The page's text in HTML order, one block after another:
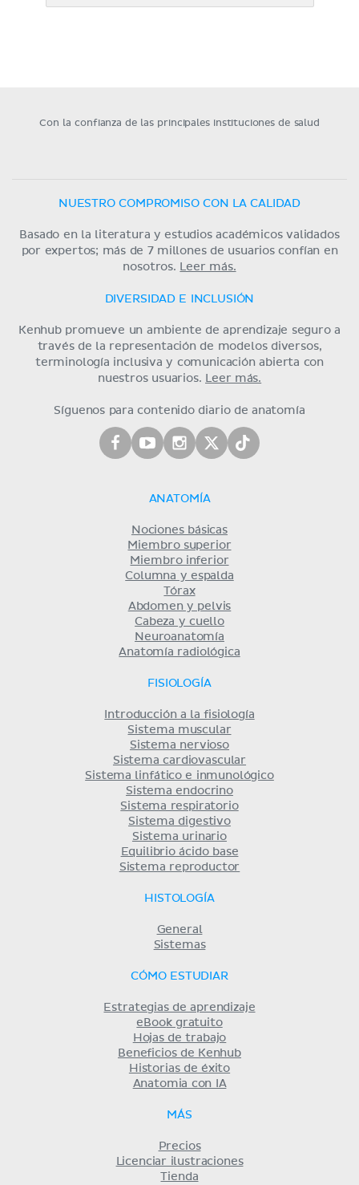
Con la confianza de las principales instituciones de salud
NUESTRO COMPROMISO CON LA CALIDAD
Basado en la literatura y estudios académicos validados
por expertos; más de 7 millones de usuarios confían en
nosotros.
Leer más.
DIVERSIDAD E INCLUSIÓN
Kenhub promueve un ambiente de aprendizaje seguro a
través de la representación de modelos diversos,
terminología inclusiva y comunicación abierta con
nuestros usuarios.
Leer más.
Síguenos para contenido diario de anatomía
ANATOMÍA
Nociones básicas
Miembro superior
Miembro inferior
Columna y espalda
Tórax
Abdomen y pelvis
Cabeza y cuello
Neuroanatomía
Anatomía radiológica
FISIOLOGÍA
Introducción a la fisiología
Sistema muscular
Sistema nervioso
Sistema cardiovascular
Sistema linfático e inmunológico
Sistema endocrino
Sistema respiratorio
Sistema digestivo
Sistema urinario
Equilibrio ácido base
Sistema reproductor
HISTOLOGÍA
General
Sistemas
CÓMO ESTUDIAR
Estrategias de aprendizaje
eBook gratuito
Hojas de trabajo
Beneficios de Kenhub
Historias de éxito
Anatomia con IA
MÁS
Precios
Licenciar ilustraciones
Tienda